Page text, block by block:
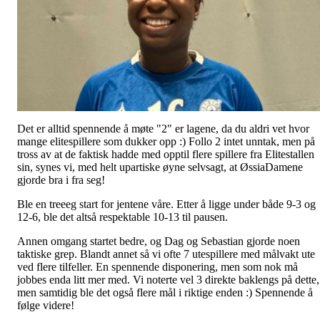
Det er alltid spennende å møte "2" er lagene, da du aldri vet hvor
mange elitespillere som dukker opp :) Follo 2 intet unntak, men på
tross av at de faktisk hadde med opptil flere spillere fra Elitestallen
sin, synes vi, med helt upartiske øyne selvsagt, at ØssiaDamene
gjorde bra i fra seg!
Ble en treeeg start for jentene våre. Etter å ligge under både 9-3 og
12-6, ble det altså respektable 10-13 til pausen.
Annen omgang startet bedre, og Dag og Sebastian gjorde noen
taktiske grep. Blandt annet så vi ofte 7 utespillere med målvakt ute
ved flere tilfeller. En spennende disponering, men som nok må
jobbes enda litt mer med. Vi noterte vel 3 direkte baklengs på dette,
men samtidig ble det også flere mål i riktige enden :) Spennende å
følge videre!